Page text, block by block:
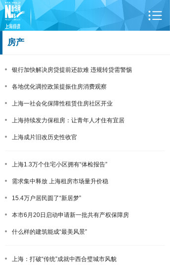
房产
银行加快解决房贷提前还款难 违规转贷需警惕
各地优化调控政策提振住房消费观察
上海一社会化保障性租赁住房社区开业
上海持续发力保租房：让青年人才住有宜居
上海成片旧改历史性收官
上海1.3万个住宅小区拥有“体检报告”
需求集中释放 上海租房市场量升价稳
15.4万户居民圆了“新居梦”
本市6月20日启动申请新一批共有产权保障房
什么样的建筑能成“最美风景”
上海：打破“传统”成就中西合璧城市风貌